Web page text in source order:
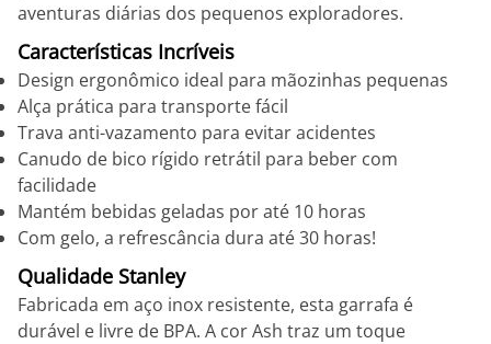
aventuras diárias dos pequenos exploradores.
Características Incríveis
Design ergonômico ideal para mãozinhas pequenas
Alça prática para transporte fácil
Trava anti-vazamento para evitar acidentes
Canudo de bico rígido retrátil para beber com
facilidade
Mantém bebidas geladas por até 10 horas
Com gelo, a refrescância dura até 30 horas!
Qualidade Stanley
Fabricada em aço inox resistente, esta garrafa é
durável e livre de BPA. A cor Ash traz um toque